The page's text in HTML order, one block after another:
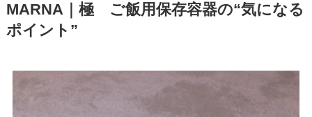
MARNA｜極 ご飯用保存容器の“気になる
ポイント”